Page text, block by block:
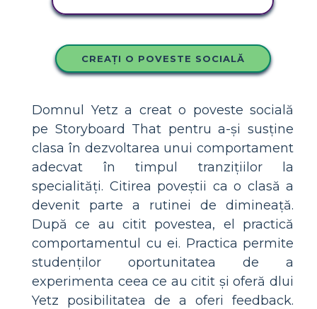
CREAȚI O POVESTE SOCIALĂ
Domnul Yetz a creat o poveste socială
pe Storyboard That pentru a-și susține
clasa în dezvoltarea unui comportament
adecvat în timpul tranzițiilor la
specialități. Citirea poveștii ca o clasă a
devenit parte a rutinei de dimineață.
După ce au citit povestea, el practică
comportamentul cu ei. Practica permite
studenților oportunitatea de a
experimenta ceea ce au citit și oferă dlui
Yetz posibilitatea de a oferi feedback.